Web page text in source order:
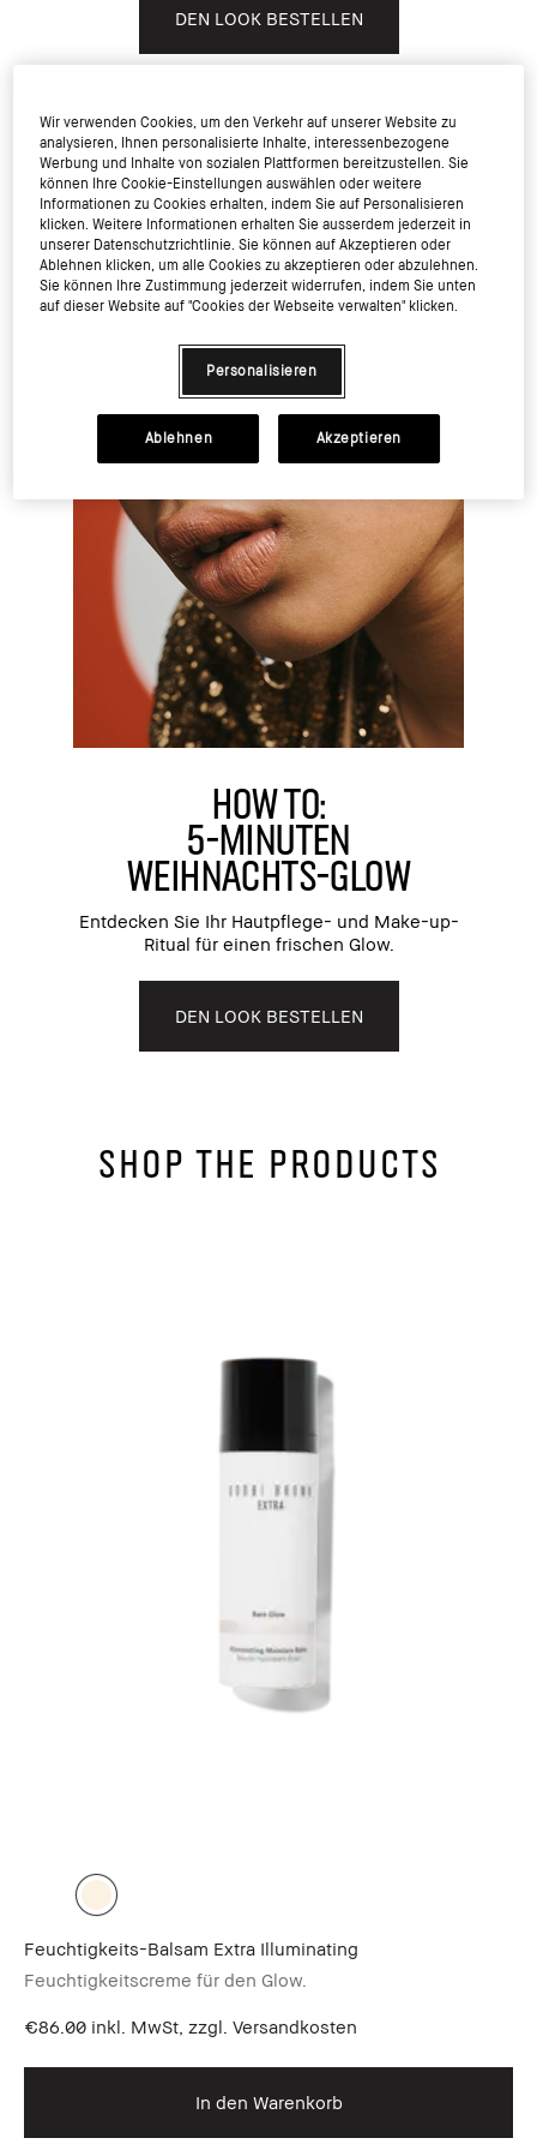
DEN LOOK BESTELLEN
PRODUKTE SHOPPEN
HOW TO:
5-MINUTEN
WEIHNACHTS-GLOW
Entdecken Sie Ihr Hautpflege- und Make-up-
Ritual für einen frischen Glow.
DEN LOOK BESTELLEN
SHOP THE PRODUCTS
Feuchtigkeits-Balsam Extra Illuminating
Feuchtigkeitscreme für den Glow.
€86.00 inkl. MwSt, zzgl. Versandkosten
In den Warenkorb
Wir verwenden Cookies, um den Verkehr auf unserer Website zu
analysieren, Ihnen personalisierte Inhalte, interessenbezogene
Werbung und Inhalte von sozialen Plattformen bereitzustellen. Sie
können Ihre Cookie-Einstellungen auswählen oder weitere
Informationen zu Cookies erhalten, indem Sie auf Personalisieren
klicken. Weitere Informationen erhalten Sie ausserdem jederzeit in
unserer Datenschutzrichtlinie. Sie können auf Akzeptieren oder
Ablehnen klicken, um alle Cookies zu akzeptieren oder abzulehnen.
Sie können Ihre Zustimmung jederzeit widerrufen, indem Sie unten
auf dieser Website auf "Cookies der Webseite verwalten" klicken.
Personalisieren
Ablehnen Akzeptieren